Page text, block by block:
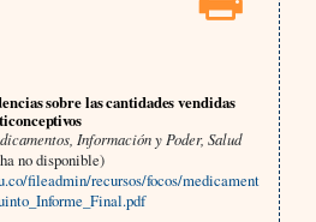
sobre las cantidades vendidas
Información y Poder, Salud
no disponible)
fileadmin/recursos/focos/medicament